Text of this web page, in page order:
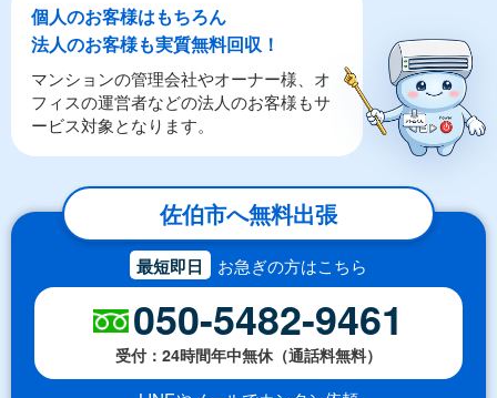
個人のお客様はもちろん
法人のお客様も実質無料回収！
マンションの管理会社やオーナー様、オ
フィスの運営者などの法人のお客様もサ
ービス対象となります。
佐伯市へ無料出張
最短即日 お急ぎの方はこちら
050-5482-9461
受付：24時間年中無休（通話料無料）